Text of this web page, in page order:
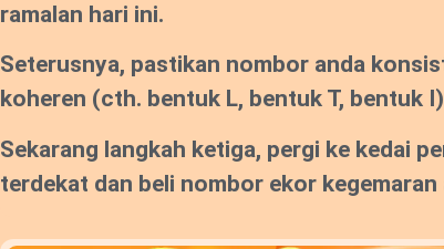
ramalan hari ini.
Seterusnya, pastikan nombor anda
koheren (cth. bentuk L, bentuk T, bentuk
Sekarang langkah ketiga, pergi ke kedai
terdekat dan beli nombor ekor kegemaran